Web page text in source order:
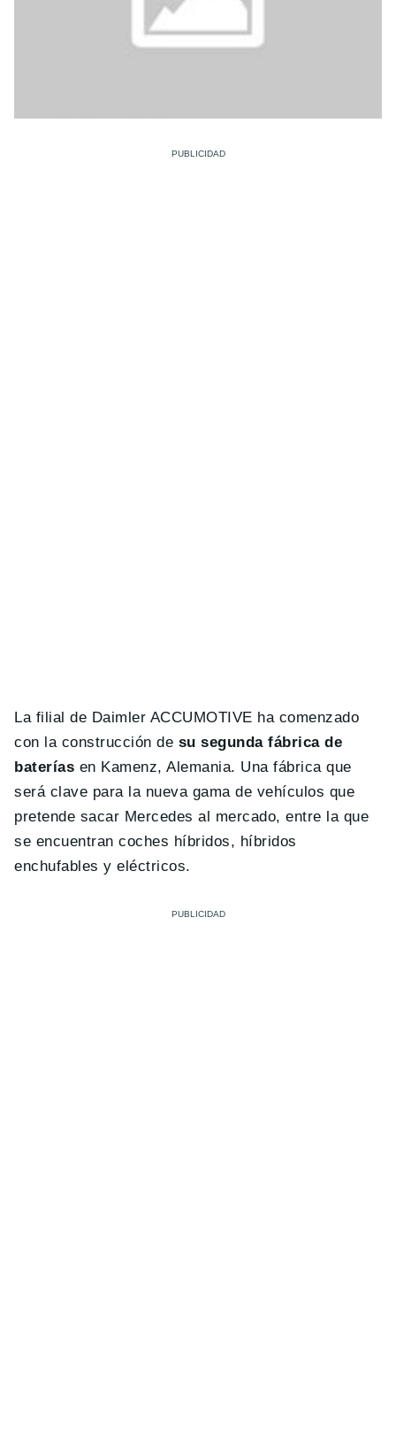
La filial de Daimler ACCUMOTIVE ha comenzado
con la construcción de su segunda fábrica de
baterías en Kamenz, Alemania. Una fábrica que
será clave para la nueva gama de vehículos que
pretende sacar Mercedes al mercado, entre la que
se encuentran coches híbridos, híbridos
enchufables y eléctricos.